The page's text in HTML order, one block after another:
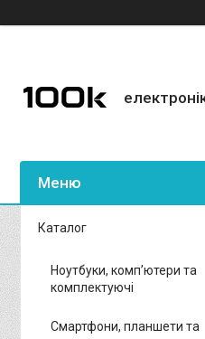
Каталог
Ноутбуки, комп’ютери та
комплектуючі
Смартфони, планшети та